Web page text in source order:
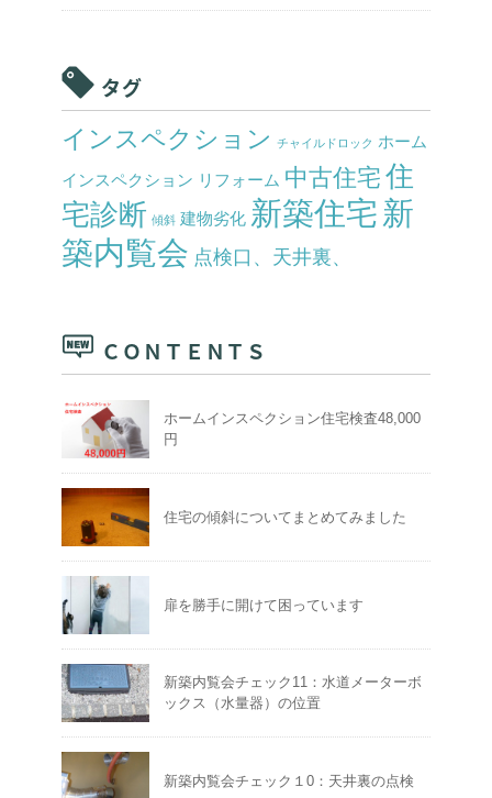
タグ
インスペクション チャイルドロック ホーム
インスペクション リフォーム 中古住宅 住
宅診断 傾斜 建物劣化 新築住宅 新
築内覧会 点検口、天井裏、
ＣＯＮＴＥＮＴＳ
ホームインスペクション住宅検査48,000
円
住宅の傾斜についてまとめてみました
扉を勝手に開けて困っています
新築内覧会チェック11：水道メーターボ
ックス（水量器）の位置
新築内覧会チェック１0：天井裏の点検